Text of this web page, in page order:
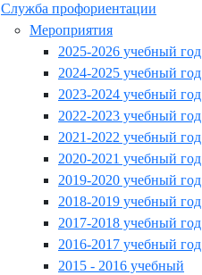
Служба профориентации
Мероприятия
2025-2026 учебный год
2024-2025 учебный год
2023-2024 учебный год
2022-2023 учебный год
2021-2022 учебный год
2020-2021 учебный год
2019-2020 учебный год
2018-2019 учебный год
2017-2018 учебный год
2016-2017 учебный год
2015 - 2016 учебный